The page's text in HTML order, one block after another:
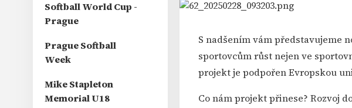
Softball World Cup -
Prague
Prague Softball
Week
Mike Stapleton
Memorial U18
S nadšením vám představujeme
sportovcům růst nejen ve
projekt je podpořen Evropskou
Co nám projekt přinese? Rozvoj